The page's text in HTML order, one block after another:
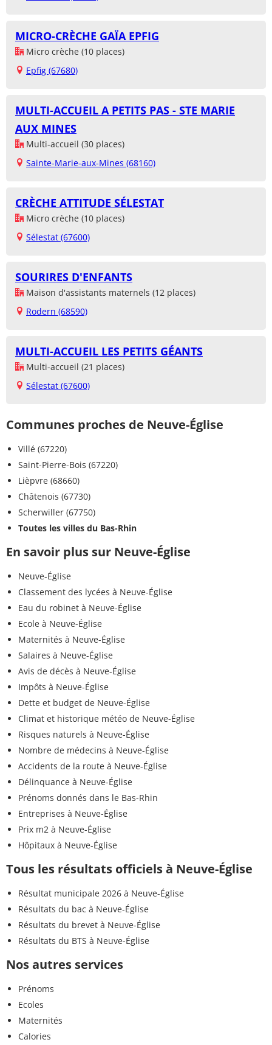
MICRO-CRÈCHE GAÏA EPFIG
Micro crèche (10 places)
Epfig (67680)
MULTI-ACCUEIL A PETITS PAS - STE MARIE
AUX MINES
Multi-accueil (30 places)
Sainte-Marie-aux-Mines (68160)
CRÈCHE ATTITUDE SÉLESTAT
Micro crèche (10 places)
Sélestat (67600)
SOURIRES D'ENFANTS
Maison d'assistants maternels (12 places)
Rodern (68590)
MULTI-ACCUEIL LES PETITS GÉANTS
Multi-accueil (21 places)
Sélestat (67600)
Communes proches de Neuve-Église
Villé (67220)
Saint-Pierre-Bois (67220)
Lièpvre (68660)
Châtenois (67730)
Scherwiller (67750)
Toutes les villes du Bas-Rhin
En savoir plus sur Neuve-Église
Neuve-Église
Classement des lycées à Neuve-Église
Eau du robinet à Neuve-Église
Ecole à Neuve-Église
Maternités à Neuve-Église
Salaires à Neuve-Église
Avis de décès à Neuve-Église
Impôts à Neuve-Église
Dette et budget de Neuve-Église
Climat et historique météo de Neuve-Église
Risques naturels à Neuve-Église
Nombre de médecins à Neuve-Église
Accidents de la route à Neuve-Église
Délinquance à Neuve-Église
Prénoms donnés dans le Bas-Rhin
Entreprises à Neuve-Église
Prix m2 à Neuve-Église
Hôpitaux à Neuve-Église
Tous les résultats officiels à Neuve-Église
Résultat municipale 2026 à Neuve-Église
Résultats du bac à Neuve-Église
Résultats du brevet à Neuve-Église
Résultats du BTS à Neuve-Église
Nos autres services
Prénoms
Ecoles
Maternités
Calories